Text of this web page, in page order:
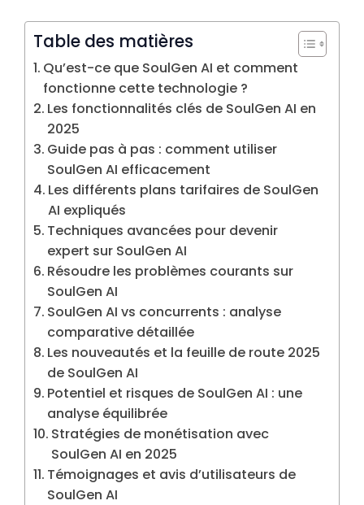
Table des matières
Qu’est-ce que SoulGen AI et comment
fonctionne cette technologie ?
Les fonctionnalités clés de SoulGen AI en
2025
Guide pas à pas : comment utiliser
SoulGen AI efficacement
Les différents plans tarifaires de SoulGen
AI expliqués
Techniques avancées pour devenir
expert sur SoulGen AI
Résoudre les problèmes courants sur
SoulGen AI
SoulGen AI vs concurrents : analyse
comparative détaillée
Les nouveautés et la feuille de route 2025
de SoulGen AI
Potentiel et risques de SoulGen AI : une
analyse équilibrée
Stratégies de monétisation avec
SoulGen AI en 2025
Témoignages et avis d’utilisateurs de
SoulGen AI